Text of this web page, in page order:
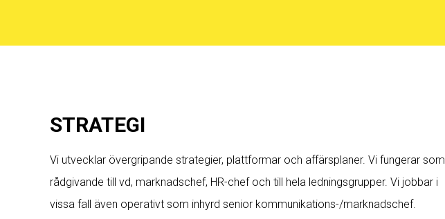
STRATEGI
Vi utvecklar övergripande strategier, plattformar och affärsplaner. Vi fungerar som
rådgivande till vd, marknadschef, HR-chef och till hela ledningsgrupper. Vi jobbar i
vissa fall även operativt som inhyrd senior kommunikations-/marknadschef.